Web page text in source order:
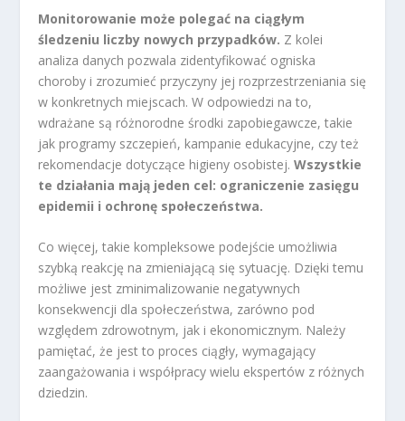
Monitorowanie może polegać na ciągłym
śledzeniu liczby nowych przypadków. Z kolei
analiza danych pozwala zidentyfikować ogniska
choroby i zrozumieć przyczyny jej rozprzestrzeniania się
w konkretnych miejscach. W odpowiedzi na to,
wdrażane są różnorodne środki zapobiegawcze, takie
jak programy szczepień, kampanie edukacyjne, czy też
rekomendacje dotyczące higieny osobistej.Wszystkie
te działania mają jeden cel: ograniczenie zasięgu
epidemii i ochronę społeczeństwa.
Co więcej, takie kompleksowe podejście umożliwia
szybką reakcję na zmieniającą się sytuację. Dzięki temu
możliwe jest zminimalizowanie negatywnych
konsekwencji dla społeczeństwa, zarówno pod
względem zdrowotnym, jak i ekonomicznym. Należy
pamiętać, że jest to proces ciągły, wymagający
zaangażowania i współpracy wielu ekspertów z różnych
dziedzin.